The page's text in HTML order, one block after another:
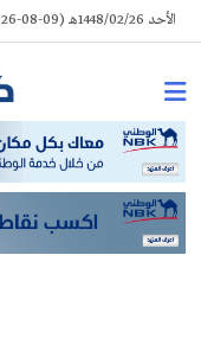
Skip
to
الأحد 1448/02/26هـ (09-08-2026م) | الكويت